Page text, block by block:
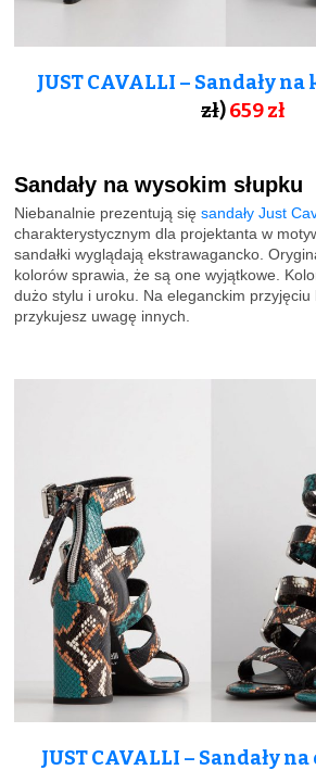
JUST CAVALLI – Sandały
zł)659zł
Sandały na wysokim słupku
Niebanalnie prezentują się sandały Just
charakterystycznym dla projektanta w
sandałki wyglądają ekstrawagancko.
kolorów sprawia, że są one wyjątkowe.
dużo stylu i uroku. Na eleganckim przyjęciu
przykujesz uwagę innych.
JUST CAVALLI – Sandały